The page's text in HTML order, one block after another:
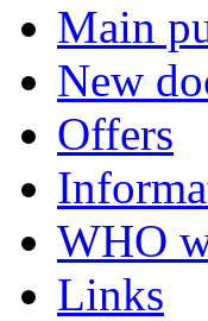
Main
New
Offers
WHO
Links